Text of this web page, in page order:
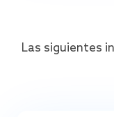
Las siguientes